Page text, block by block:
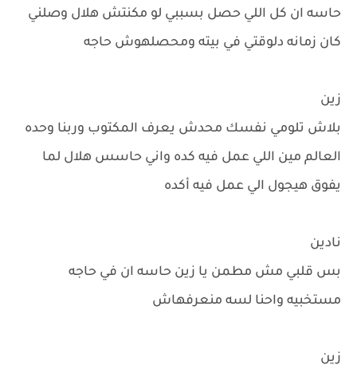
حاسه ان كل اللي حصل بسببي لو مكنتش هلال وصلني
كان زمانه دلوقتي في بيته ومحصلهوش حاجه
زين
بلاش تلومي نفسك محدش يعرف المكتوب وربنا وحده
العالم مين اللي عمل فيه كده واني حاسس هلال لما
يفوق هيجول الي عمل فيه أكده
نادين
بس قلبي مش مطمن يا زين حاسه ان في حاجه
مستخبيه واحنا لسه منعرفهاش
زين